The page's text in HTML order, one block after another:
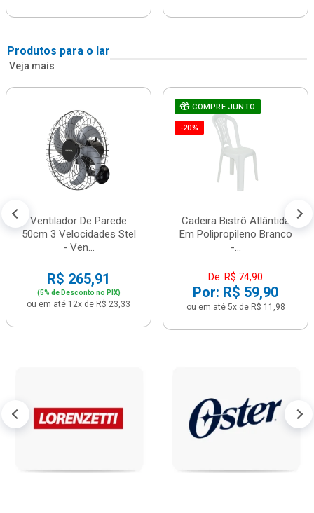
Produtos para o lar
Veja mais
Ventilador De Parede
50cm 3 Velocidades Stel
- Ven...
R$ 265,91
(5% de Desconto no PIX)
ou em até 12x de R$ 23,33
COMPRE JUNTO
-20%
Cadeira Bistrô Atlântida
Em Polipropileno Branco
-...
De: R$ 74,90
Por: R$ 59,90
ou em até 5x de R$ 11,98